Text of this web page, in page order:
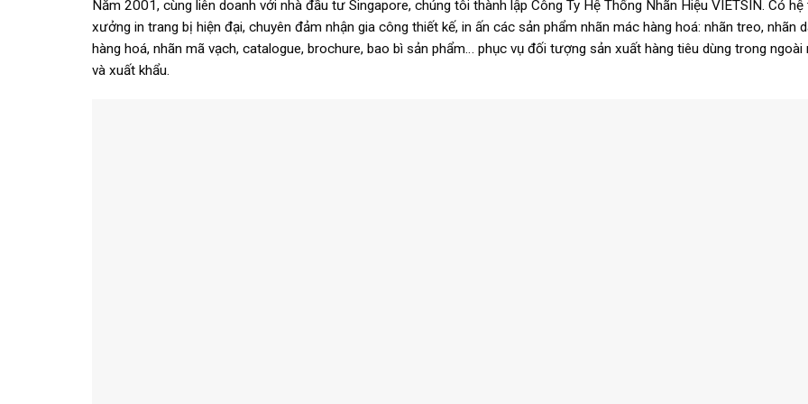
Năm 2001, cùng liên doanh với nhà đầu tư Singapore, chúng tôi thành lập Công Ty Hệ Thống Nhãn Hiệu VIETSIN. Có hệ
xưởng in trang bị hiện đại, chuyên đảm nhận gia công thiết kế, in ấn các sản phẩm nhãn mác hàng hoá: nhãn treo, nhãn
hàng hoá, nhãn mã vạch, catalogue, brochure, bao bì sản phẩm… phục vụ đối tượng sản xuất hàng tiêu dùng trong
và xuất khẩu.